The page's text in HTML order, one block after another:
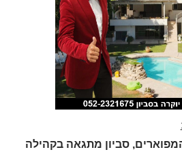
סביון מתגאה בקהילה